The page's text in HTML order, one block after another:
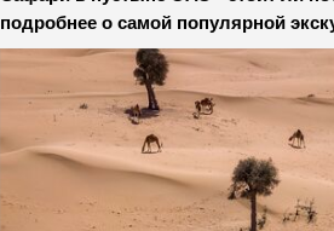
подробнее о самой популярной